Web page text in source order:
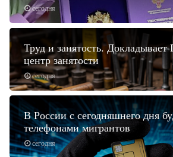
сегодня
сегодня
Труд и занятость. Докладывает
центр занятости
сегодня
В России с сегодняшнего дня
телефонами мигрантов